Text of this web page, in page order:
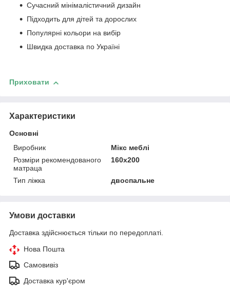
Сучасний мінімалістичний дизайн
Підходить для дітей та дорослих
Популярні кольори на вибір
Швидка доставка по Україні
Приховати
Характеристики
Основні
Виробник
Мікс меблі
Розміри рекомендованого
матраца
160х200
Тип ліжка двоспальне
Умови доставки
Доставка здійснюється тільки по передоплаті.
Нова Пошта
Самовивіз
Доставка кур'єром